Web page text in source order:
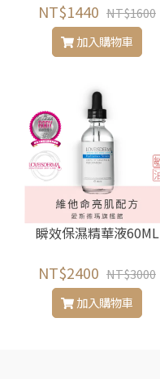
NT$1440 NT$1600
加入購物車
瞬效保濕精華液60ML
NT$2400 NT$3000
加入購物車